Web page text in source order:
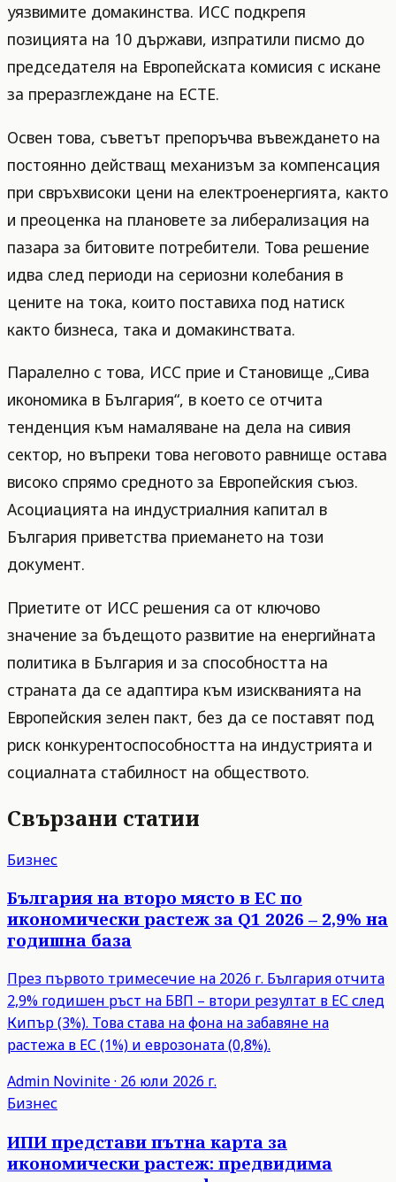
уязвимите домакинства. ИСС подкрепя
позицията на 10 държави, изпратили писмо до
председателя на Европейската комисия с искане
за преразглеждане на ЕСТЕ.
Освен това, съветът препоръчва въвеждането на
постоянно действащ механизъм за компенсация
при свръхвисоки цени на електроенергията, както
и преоценка на плановете за либерализация на
пазара за битовите потребители. Това решение
идва след периоди на сериозни колебания в
цените на тока, които поставиха под натиск
както бизнеса, така и домакинствата.
Паралелно с това, ИСС прие и Становище „Сива
икономика в България“, в което се отчита
тенденция към намаляване на дела на сивия
сектор, но въпреки това неговото равнище остава
високо спрямо средното за Европейския съюз.
Асоциацията на индустриалния капитал в
България приветства приемането на този
документ.
Приетите от ИСС решения са от ключово
значение за бъдещото развитие на енергийната
политика в България и за способността на
страната да се адаптира към изискванията на
Европейския зелен пакт, без да се поставят под
риск конкурентоспособността на индустрията и
социалната стабилност на обществото.
Свързани статии
Бизнес
България на второ място в ЕС по
икономически растеж за Q1 2026 – 2,9% на
годишна база
През първото тримесечие на 2026 г. България отчита
2,9% годишен ръст на БВП – втори резултат в ЕС след
Кипър (3%). Това става на фона на забавяне на
растежа в ЕС (1%) и еврозоната (0,8%).
Admin Novinite· 26 юли 2026 г.
Бизнес
ИПИ представи пътна карта за
икономически растеж: предвидима